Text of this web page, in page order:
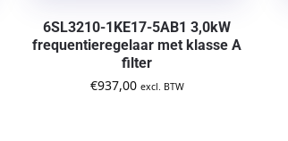
6SL3210-1KE17-5AB1 3,0kW
frequentieregelaar met klasse A
filter
€937,00 excl. BTW